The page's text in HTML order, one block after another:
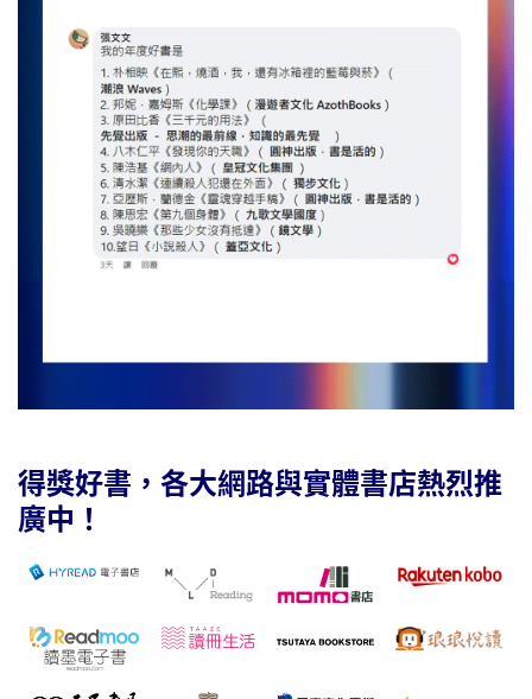
得獎好書，各大網路與實體書店熱烈推
廣中！